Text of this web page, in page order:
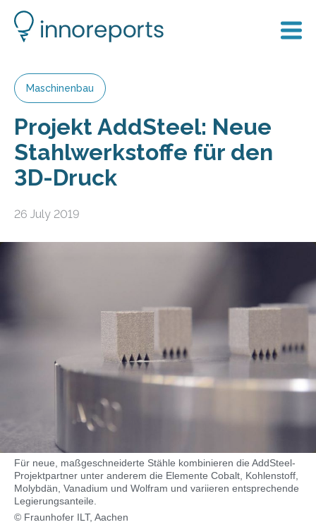
Maschinenbau
Projekt AddSteel: Neue
Stahlwerkstoffe für den
3D-Druck
26 July 2019
Für neue, maßgeschneiderte Stähle kombinieren die AddSteel-
Projektpartner unter anderem die Elemente Cobalt, Kohlenstoff,
Molybdän, Vanadium und Wolfram und variieren entsprechende
Legierungsanteile.
© Fraunhofer ILT, Aachen